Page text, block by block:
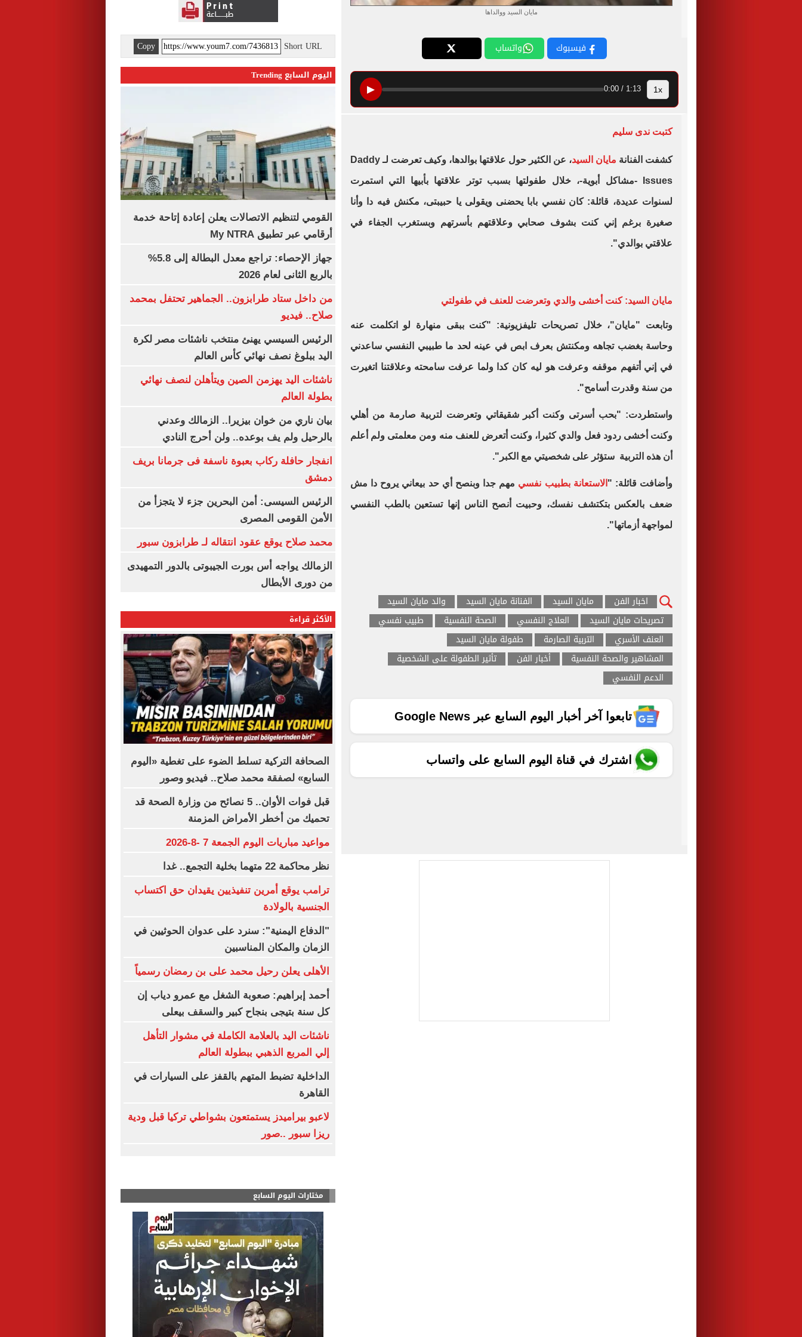
مايان السيد ووالداها
فيسبوك واتساب
▶ 1:13 / 0:00 1x
كتبت ندى سليم
كشفت الفنانة مايان السيد ، عن الكثير حول علاقتها بوالدها، وكيف تعرضت لـ Daddy
Issues -مشاكل أبوية-، خلال طفولتها بسبب توتر علاقتها بأبيها التي استمرت
لسنوات عديدة، قائلة: كان نفسي بابا يحضنى ويقولى يا حبيبتى، مكنش فيه دا وأنا
صغيرة برغم إني كنت بشوف صحابي وعلاقتهم بأسرتهم وبستغرب الجفاء في
علاقتي بوالدي".
مايان السيد: كنت أخشى والدي وتعرضت للعنف في طفولتي
وتابعت "مايان"، خلال تصريحات تليفزيونية: "كنت ببقى منهارة لو اتكلمت عنه
وحاسة بغضب تجاهه ومكنتش بعرف ابص في عينه لحد ما طبيبي النفسي ساعدني
في إني أتفهم موقفه وعرفت هو ليه كان كدا ولما عرفت سامحته وعلاقتنا اتغيرت
من سنة وقدرت أسامح".
واستطردت: "بحب أسرتى وكنت أكبر شقيقاتي وتعرضت لتربية صارمة من أهلي
وكنت أخشى ردود فعل والدي كثيرا، وكنت أتعرض للعنف منه ومن معلمتى ولم أعلم
أن هذه التربية ستؤثر على شخصيتي مع الكبر".
وأضافت قائلة: " الاستعانة بطبيب نفسي مهم جدا وبنصح أي حد بيعاني يروح دا مش
ضعف بالعكس بتكتشف نفسك، وحبيت أنصح الناس إنها تستعين بالطب النفسي
لمواجهة أزماتها".
اخبار الفن مايان السيد الفنانة مايان السيد
والد مايان السيد
تصريحات مايان السيد
العلاج النفسي الصحة النفسية
طبيب نفسي
العنف الأسري
التربية الصارمة
طفولة مايان السيد
المشاهير والصحة النفسية
أخبار الفن
تأثير الطفولة على الشخصية
الدعم النفسي
تابعوا آخر أخبار اليوم السابع عبر Google News
اشترك في قناة اليوم السابع على واتساب
Short URL
Copy
اليوم السابع Trending
القومي لتنظيم الاتصالات يعلن إعادة إتاحة خدمة
أرقامي عبر تطبيق My NTRA
جهاز الإحصاء: تراجع معدل البطالة إلى 5.8%
بالربع الثانى لعام 2026
من داخل ستاد طرابزون.. الجماهير تحتفل بمحمد
صلاح.. فيديو
الرئيس السيسي يهنئ منتخب ناشئات مصر لكرة
اليد ببلوغ نصف نهائي كأس العالم
ناشئات اليد يهزمن الصين ويتأهلن لنصف نهائي
بطولة العالم
بيان ناري من خوان بيزيرا.. الزمالك وعدني
بالرحيل ولم يف بوعده.. ولن أحرج النادي
انفجار حافلة ركاب بعبوة ناسفة فى جرمانا بريف
دمشق
الرئيس السيسى: أمن البحرين جزء لا يتجزأ من
الأمن القومى المصرى
محمد صلاح يوقع عقود انتقاله لـ طرابزون سبور
الزمالك يواجه أس بورت الجيبوتى بالدور التمهيدى
من دورى الأبطال
الأكثر قراءة
الصحافة التركية تسلط الضوء على تغطية «اليوم
السابع» لصفقة محمد صلاح.. فيديو وصور
قبل فوات الأوان.. 5 نصائح من وزارة الصحة قد
تحميك من أخطر الأمراض المزمنة
مواعيد مباريات اليوم الجمعة 7 -8-2026
نظر محاكمة 22 متهما بخلية التجمع.. غدا
ترامب يوقع أمرين تنفيذيين يقيدان حق اكتساب
الجنسية بالولادة
"الدفاع اليمنية": سنرد على عدوان الحوثيين في
الزمان والمكان المناسبين
الأهلى يعلن رحيل محمد على بن رمضان رسمياً
أحمد إبراهيم: صعوبة الشغل مع عمرو دياب إن
كل سنة بتيجى بنجاح كبير والسقف بيعلى
ناشئات اليد بالعلامة الكاملة في مشوار التأهل
إلي المربع الذهبي ببطولة العالم
الداخلية تضبط المتهم بالقفز على السيارات في
القاهرة
لاعبو بيراميدز يستمتعون بشواطي تركيا قبل ودية
ريزا سبور ..صور
مختارات اليوم السابع